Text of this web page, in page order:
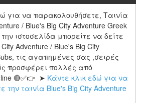
για να παρακολουθήσετε, Ταινία
/ Blue's Big City Adventure Greek
ιστοσελίδα μπορείτε να δείτε
Adventure / Blue's Big City
τις αγαπημένες σας ,σειρές
προσφέρει πολλές από
🔴✅👉  ➤ Κάντε κλικ εδώ για να
την ταινία Blue's Big City Adventure